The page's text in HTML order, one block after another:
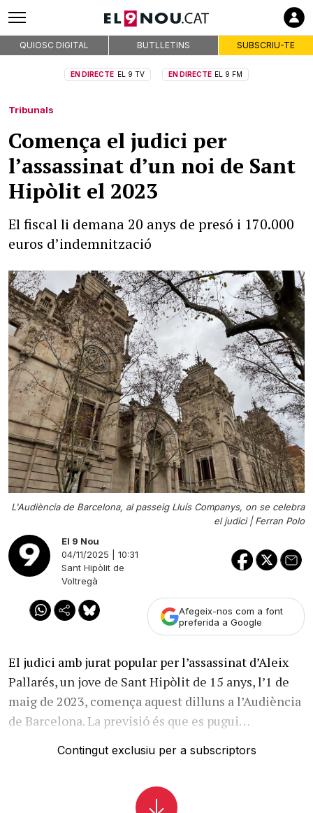
QUIOSC DIGITAL BUTLLETINS SUBSCRIU-TE
EN DIRECTE EL 9 TV EN DIRECTE EL 9 FM
Tribunals
Comença el judici per
l’assassinat d’un noi de Sant
Hipòlit el 2023
El fiscal li demana 20 anys de presó i 170.000
euros d’indemnització
L'Audiència de Barcelona, al passeig Lluís Companys, on se celebra
el judici |Ferran Polo
El 9 Nou
04/11/2025 | 10:31
Sant Hipòlit de
Voltregà
Afegeix-nos com a font
preferida a Google
El judici amb jurat popular per l’assassinat d’Aleix
Pallarés, un jove de Sant Hipòlit de 15 anys, l’1 de
maig de 2023, comença aquest dilluns a l’Audiència
de Barcelona. La previsió és que es pugui…
Contingut exclusiu per a subscriptors